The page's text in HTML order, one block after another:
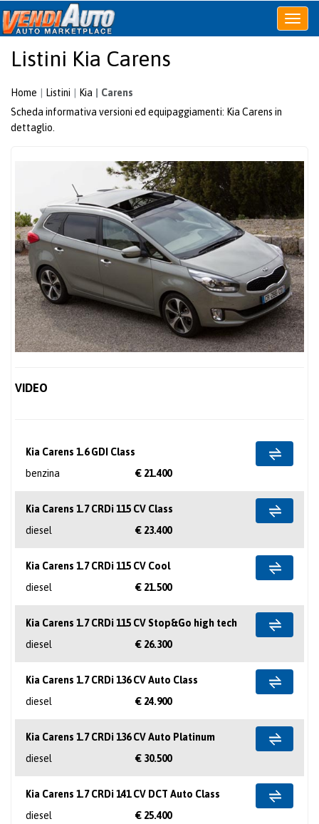
Apri
o
Listini Kia Carens
Home Listini Kia
Carens
Scheda informativa versioni ed equipaggiamenti: Kia Carens in
dettaglio.
VIDEO
Kia Carens 1.6 GDI Class
benzina
€ 21.400
Kia Carens 1.7 CRDi 115 CV Class
diesel
€ 23.400
Kia Carens 1.7 CRDi 115 CV Cool
diesel
€ 21.500
Kia Carens 1.7 CRDi 115 CV Stop&Go high tech
diesel
€ 26.300
Kia Carens 1.7 CRDi 136 CV Auto Class
diesel
€ 24.900
Kia Carens 1.7 CRDi 136 CV Auto Platinum
diesel
€ 30.500
Kia Carens 1.7 CRDi 141 CV DCT Auto Class
diesel
€ 25.400